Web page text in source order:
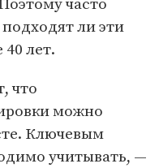
часто
ли эти
лет.
что
можно
Ключевым
учитывать, —